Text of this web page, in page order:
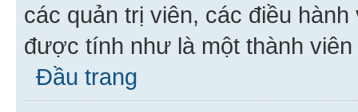
các quản trị viên, các điều
được tính như là một thành viên
Đầu trang